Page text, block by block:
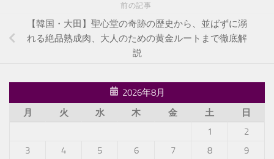
前の記事
【韓国・大田】聖心堂の奇跡の歴史から、並ばずに溺
れる絶品熟成肉、大人のための黄金ルートまで徹底解
説
2026年8月
月
火 水 木 金 土
日
1
2
3
4 5 6 7 8
9